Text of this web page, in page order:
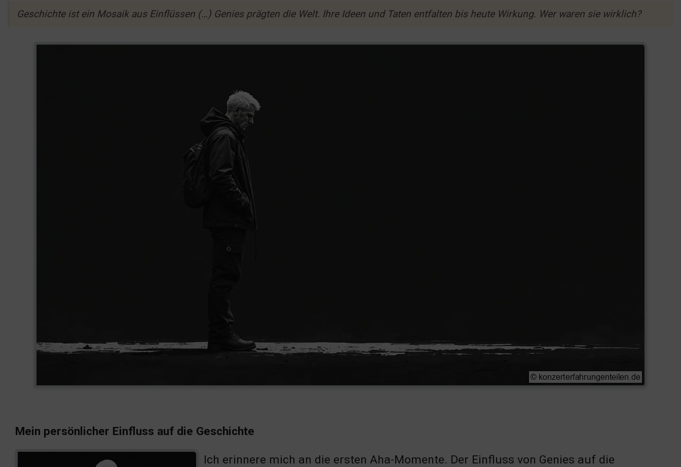
Geschichte ist ein Mosaik aus Einflüssen (…) Genies prägten die Welt. Ihre Ideen und Taten entfalten bis heute Wirkung. Wer waren sie wirklich?
Mein persönlicher Einfluss auf die Geschichte
Ich erinnere mich an die ersten Aha-Momente. Der Einfluss von Genies auf die